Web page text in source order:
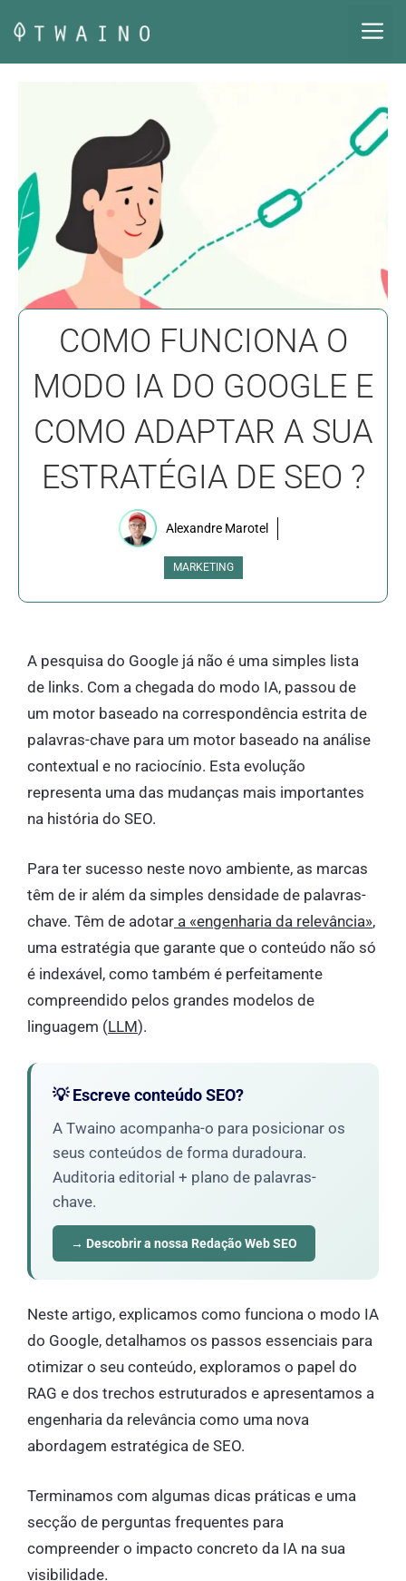
para
o
COMO FUNCIONA O
MODO IA DO GOOGLE E
COMO ADAPTAR A SUA
ESTRATÉGIA DE SEO ?
Alexandre Marotel
MARKETING
A pesquisa do Google já não é uma simples lista
de links. Com a chegada do modo IA, passou de
um motor baseado na correspondência estrita de
palavras-chave para um motor baseado na análise
contextual e no raciocínio. Esta evolução
representa uma das mudanças mais importantes
na história do SEO.
Para ter sucesso neste novo ambiente, as marcas
têm de ir além da simples densidade de palavras-
chave. Têm de adotar a «engenharia da relevância»,
uma estratégia que garante que o conteúdo não só
é indexável, como também é perfeitamente
compreendido pelos grandes modelos de
linguagem (LLM).
💡 Escreve conteúdo SEO?
A Twaino acompanha-o para posicionar os
seus conteúdos de forma duradoura.
Auditoria editorial + plano de palavras-
chave.
→ Descobrir a nossa Redação Web SEO
Neste artigo, explicamos como funciona o modo IA
do Google, detalhamos os passos essenciais para
otimizar o seu conteúdo, exploramos o papel do
RAG e dos trechos estruturados e apresentamos a
engenharia da relevância como uma nova
abordagem estratégica de SEO.
Terminamos com algumas dicas práticas e uma
secção de perguntas frequentes para
compreender o impacto concreto da IA na sua
visibilidade.